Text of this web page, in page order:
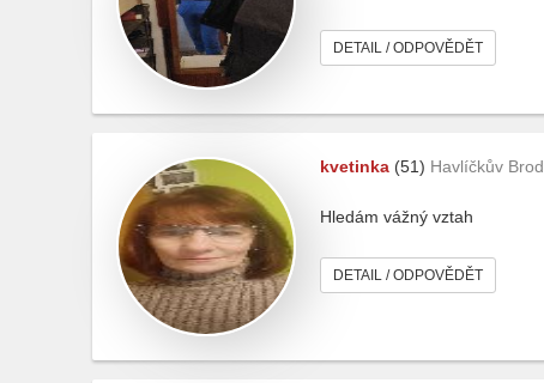
DETAIL / ODPOVĚDĚT
kvetinka (51) Havlíčkův Brod
Hledám vážný vztah
DETAIL / ODPOVĚDĚT